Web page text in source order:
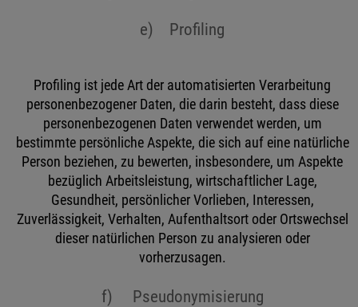
e) Profiling
Profiling ist jede Art der automatisierten Verarbeitung
personenbezogener Daten, die darin besteht, dass diese
personenbezogenen Daten verwendet werden, um
bestimmte persönliche Aspekte, die sich auf eine natürliche
Person beziehen, zu bewerten, insbesondere, um Aspekte
bezüglich Arbeitsleistung, wirtschaftlicher Lage,
Gesundheit, persönlicher Vorlieben, Interessen,
Zuverlässigkeit, Verhalten, Aufenthaltsort oder Ortswechsel
dieser natürlichen Person zu analysieren oder
vorherzusagen.
f) Pseudonymisierung